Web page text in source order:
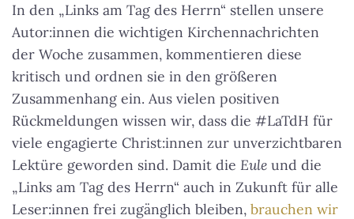
In den „Links am Tag des Herrn“ stellen unsere
Autor:innen die wichtigen Kirchennachrichten
der Woche zusammen, kommentieren diese
kritisch und ordnen sie in den größeren
Zusammenhang ein. Aus vielen positiven
Rückmeldungen wissen wir, dass die #LaTdH für
viele engagierte Christ:innen zur unverzichtbaren
Lektüre geworden sind. Damit die Eule und die
„Links am Tag des Herrn“ auch in Zukunft für alle
Leser:innen frei zugänglich bleiben, brauchen wir